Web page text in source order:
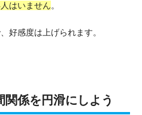
はいません。
好感度は上げられます。
関係を円滑にしよう